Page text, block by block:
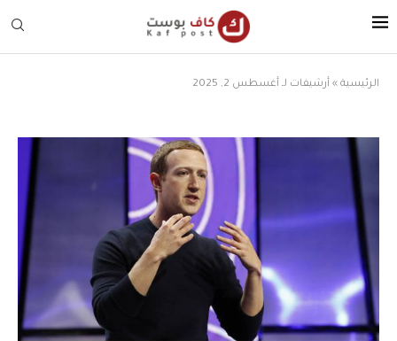
الرئيسية » أرشيفات لـ أغسطس 2, 2025